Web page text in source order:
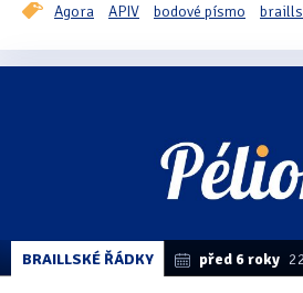
Agora APIV bodové písmo
BRAILLSKÉ ŘÁDKY před 6 roky